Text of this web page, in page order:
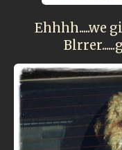
Ehhhh.....we